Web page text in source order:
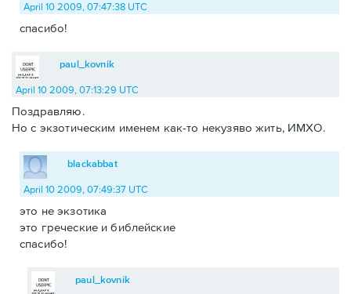
April 10 2009, 07:47:38 UTC
спасибо!
paul_kovnik
April 10 2009, 07:13:29 UTC
Поздравляю.
Но с экзотическим именем как-то некузяво жить, ИМХО.
blackabbat
April 10 2009, 07:49:37 UTC
это не экзотика
это греческие и библейские
спасибо!
paul_kovnik